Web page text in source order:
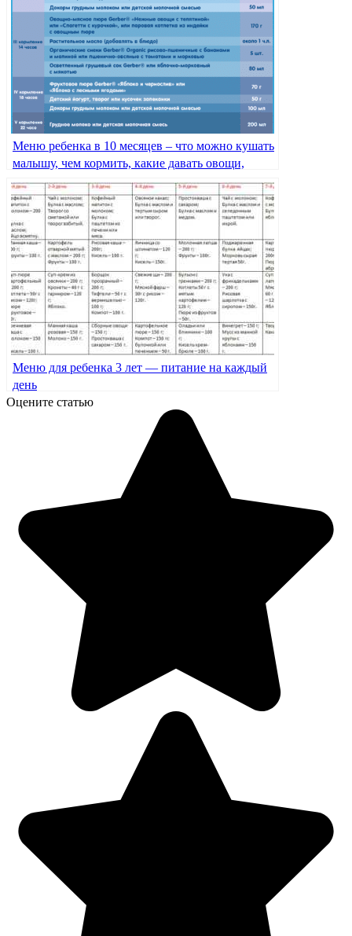
Меню ребенка в 10 месяцев – что можно кушать
малышу, чем кормить, какие давать овощи,
каши, фрукты
Меню для ребенка 3 лет — питание на каждый
день
Оцените статью